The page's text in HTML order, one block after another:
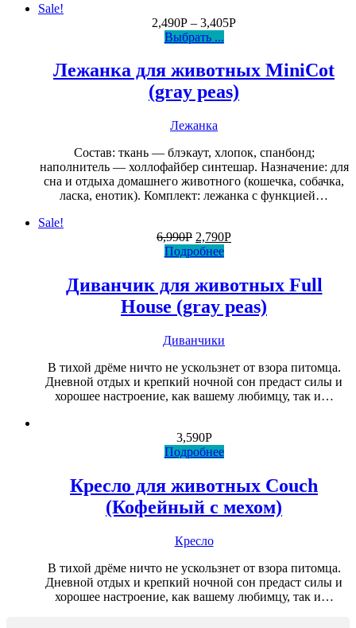
Sale!
2,490Р – 3,405Р
Выбрать ...
Лежанка для животных MiniCot
(gray peas)
Лежанка
Состав: ткань — блэкаут, хлопок, спанбонд;
наполнитель — холлофайбер синтешар. Назначение: для
сна и отдыха домашнего животного (кошечка, собачка,
ласка, енотик). Комплект: лежанка с функцией…
Sale!
6,990Р 2,790Р
Подробнее
Диванчик для животных Full
House (gray peas)
Диванчики
В тихой дрёме ничто не ускользнет от взора питомца.
Дневной отдых и крепкий ночной сон предаст силы и
хорошее настроение, как вашему любимцу, так и…
3,590Р
Подробнее
Кресло для животных Couch
(Кофейный с мехом)
Кресло
В тихой дрёме ничто не ускользнет от взора питомца.
Дневной отдых и крепкий ночной сон предаст силы и
хорошее настроение, как вашему любимцу, так и…